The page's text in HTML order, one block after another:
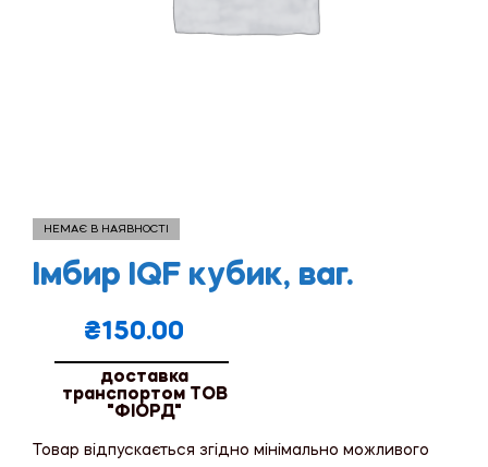
НЕМАЄ В НАЯВНОСТІ
Імбир IQF кубик, ваг.
₴150.00
доставка
транспортом ТОВ
"ФІОРД"
Товар відпускається згідно мінімально можливого